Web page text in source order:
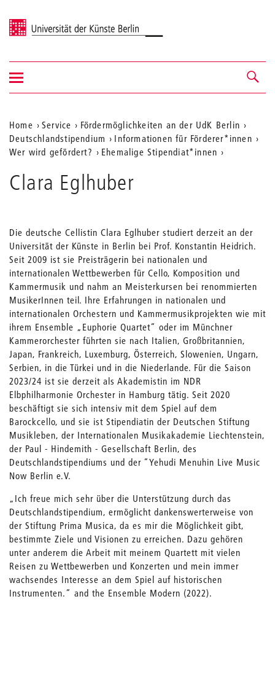
Universität der Künste Berlin
Navigation &
Suche
Navigation
ein-/ausblenden
Aktuelle
Position
der
Home Service
Fördermöglichkeiten an der UdK Berlin
Deutschlandstipendium
Informationen für Förderer*innen
Wer wird gefördert?
Ehemalige Stipendiat*innen
Clara Eglhuber
Die deutsche Cellistin Clara Eglhuber studiert derzeit an der
Universität der Künste in Berlin bei Prof. Konstantin Heidrich.
Seit 2009 ist sie Preisträgerin bei nationalen und
internationalen Wettbewerben für Cello, Komposition und
Kammermusik und nahm an Meisterkursen bei renommierten
MusikerInnen teil. Ihre Erfahrungen in nationalen und
internationalen Orchestern und Kammermusikprojekten wie mit
ihrem Ensemble „Euphorie Quartet“ oder im Münchner
Kammerorchester führten sie nach Italien, Großbritannien,
Japan, Frankreich, Luxemburg, Österreich, Slowenien, Ungarn,
Serbien, in die Türkei und in die Niederlande. Für die Saison
2023/24 ist sie derzeit als Akademistin im NDR
Elbphilharmonie Orchester in Hamburg tätig. Seit 2020
beschäftigt sie sich intensiv mit dem Spiel auf dem
Barockcello, und sie ist Stipendiatin der Deutschen Stiftung
Musikleben, der Internationalen Musikakademie Liechtenstein,
der Paul - Hindemith - Gesellschaft Berlin, des
Deutschlandstipendiums und der “Yehudi Menuhin Live Music
Now Berlin e.V.
„Ich freue mich sehr über die Unterstützung durch das
Deutschlandstipendium, ermöglicht dankenswerterweise von
der Stiftung Prima Musica, da es mir die Möglichkeit gibt,
bestimmte Ziele und Visionen zu erreichen. Dazu gehören
unter anderem die Arbeit mit meinem Quartett mit vielen
Reisen zu Wettbewerben und Konzerten und mein immer
wachsendes Interesse an dem Spiel auf historischen
Instrumenten.“ and the Ensemble Modern (2022).